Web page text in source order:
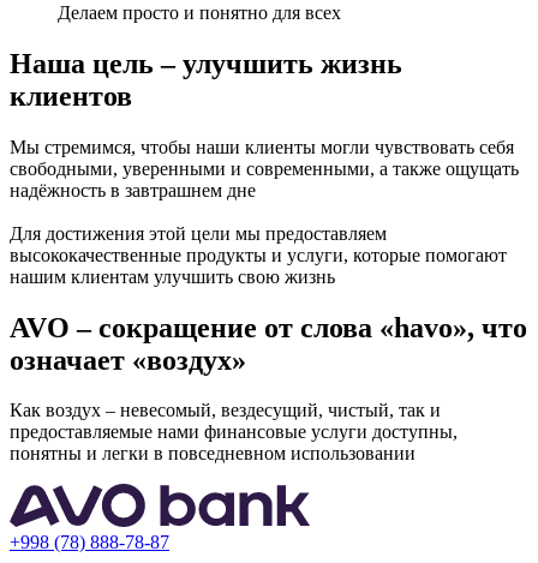
Делаем просто и понятно для всех
Наша цель – улучшить жизнь
клиентов
Мы стремимся, чтобы наши клиенты могли чувствовать себя
свободными, уверенными и современными, а также ощущать
надёжность в завтрашнем дне
Для достижения этой цели мы предоставляем
высококачественные продукты и услуги, которые помогают
нашим клиентам улучшить свою жизнь
AVO – сокращение от слова «havo», что
означает «воздух»
Как воздух – невесомый, вездесущий, чистый, так и
предоставляемые нами финансовые услуги доступны,
понятны и легки в повседневном использовании
+998 (78) 888-78-87